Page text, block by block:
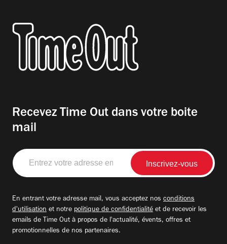
Recevez Time Out dans votre boite
mail
Entrez
votre
adresse
En entrant votre adresse mail, vous acceptez nos conditions
d'utilisation et notre politique de confidentialité et de recevoir les
emails de Time Out à propos de l'actualité, évents, offres et
promotionnelles de nos partenaires.